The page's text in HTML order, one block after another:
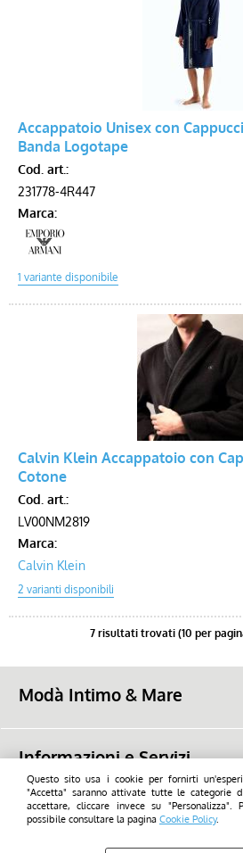
Questo sito usa i cookie per fornirti
"Accetta" saranno attivate tutte le categorie
accettare, cliccare invece su "Personalizza".
possibile consultare la pagina Cookie Policy.
Accappatoio Unisex con
Banda Logotape
Cod. art.:
231778-4R447
Marca:
Calvin Klein Accappatoio con
Cotone
Cod. art.:
LV00NM2819
Marca:
Calvin Klein
7 risultati trovati (10 per
Modà Intimo & Mare
tel. (+39) 0545 23668
mail: info@modalugo.it
WhatsApp: (+39) 347 736 9692
Informazioni e Servizi
Chi Siamo
Condizioni di Vendita
2026 - Savioli snc - Tutti i diritti di utilizzo